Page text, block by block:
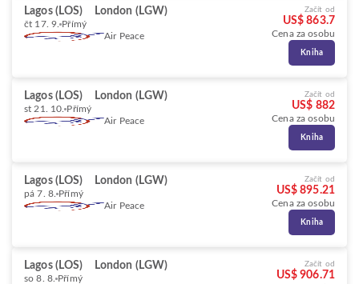
Lagos (LOS) London (LGW)
čt 17. 9. Přímý
Air Peace
Začít od
US$ 863.7
Cena za osobu
Kniha
Lagos (LOS) London (LGW)
st 21. 10. Přímý
Air Peace
Začít od
US$ 882
Cena za osobu
Kniha
Lagos (LOS) London (LGW)
pá 7. 8. Přímý
Air Peace
Začít od
US$ 895.21
Cena za osobu
Kniha
Lagos (LOS) London (LGW)
so 8. 8. Přímý
Začít od
US$ 906.71